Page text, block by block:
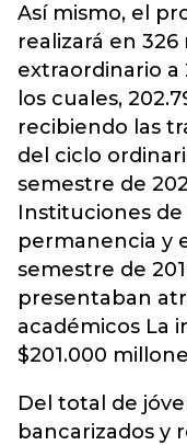
Así mismo, el
realizará en
extraordinario a
los cuales,
recibiendo las
del ciclo
semestre de
Instituciones de
permanencia y
semestre de
presentaban
académicos La
$201.000
Del total de
bancarizados y